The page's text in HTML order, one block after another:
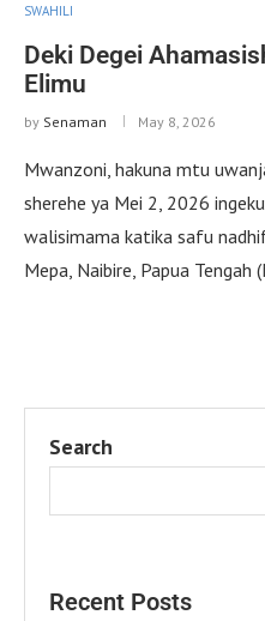
SWAHILI
Deki Degei
Elimu
by Senaman May 8, 2026
Mwanzoni, hakuna mtu
sherehe ya Mei 2, 2026
walisimama katika safu
Mepa, Naibire, Papua Tengah
Search
Recent Posts